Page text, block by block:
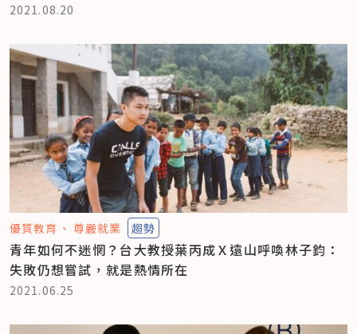
2021.08.20
優質教育 尊嚴就業 趨勢
青年如何不迷惘？台大教授葉丙成Ｘ遠山呼喚林子鈞：
失敗仍想嘗試，就是熱情所在
2021.06.25